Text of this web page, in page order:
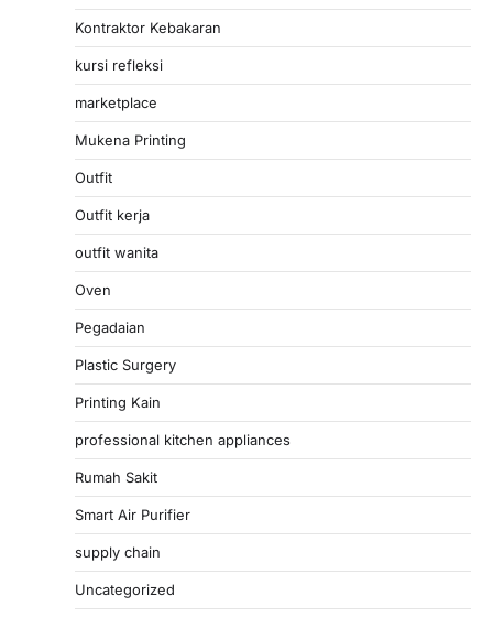
Kontraktor Kebakaran
kursi refleksi
marketplace
Mukena Printing
Outfit
Outfit kerja
outfit wanita
Oven
Pegadaian
Plastic Surgery
Printing Kain
professional kitchen appliances
Rumah Sakit
Smart Air Purifier
supply chain
Uncategorized